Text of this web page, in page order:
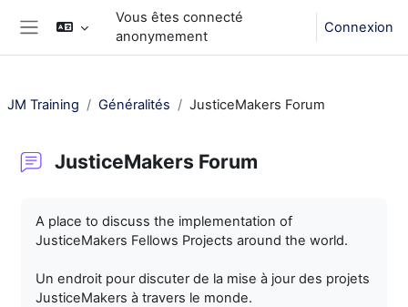
Passer au contenu principal
Panneau latéral
Vous êtes connecté
anonymement
Connexion
JM Training Généralités JusticeMakers Forum
JusticeMakers Forum
A place to discuss the implementation of
JusticeMakers Fellows Projects around the world.
Un endroit pour discuter de la mise à jour des projets
JusticeMakers à travers le monde.